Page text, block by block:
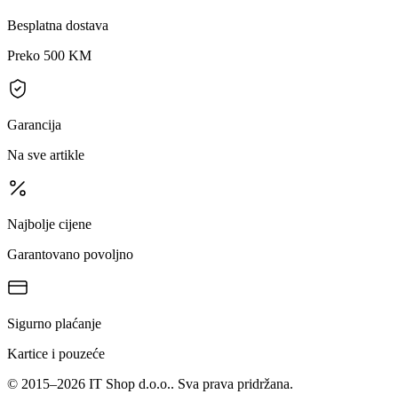
Besplatna dostava
Preko 500 KM
Garancija
Na sve artikle
Najbolje cijene
Garantovano povoljno
Sigurno plaćanje
Kartice i pouzeće
© 2015–2026 IT Shop d.o.o.. Sva prava pridržana.